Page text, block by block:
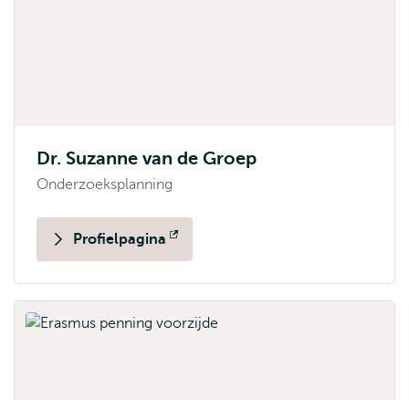
Dr. Suzanne van de Groep
Onderzoeksplanning
Profielpagina
Opent